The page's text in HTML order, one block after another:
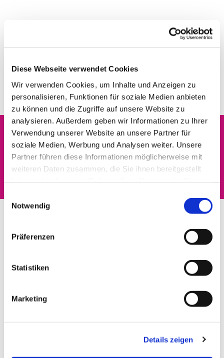
Diese Webseite verwendet Cookies
Wir verwenden Cookies, um Inhalte und Anzeigen zu
personalisieren, Funktionen für soziale Medien anbieten
zu können und die Zugriffe auf unsere Website zu
analysieren. Außerdem geben wir Informationen zu Ihrer
Verwendung unserer Website an unsere Partner für
soziale Medien, Werbung und Analysen weiter. Unsere
Partner führen diese Informationen möglicherweise mit
weiteren Daten zusammen, die Sie ihnen bereitgestellt
Notwendig
Präferenzen
Statistiken
Marketing
Details zeigen
Dies könnte Sie auch
interessieren